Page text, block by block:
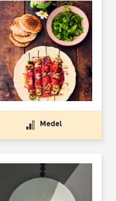
Medel